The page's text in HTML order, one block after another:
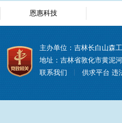
恩惠科技
主办单位：吉林长白山森
地址：吉林省敦化市黄泥
联系我们
供求平台 违